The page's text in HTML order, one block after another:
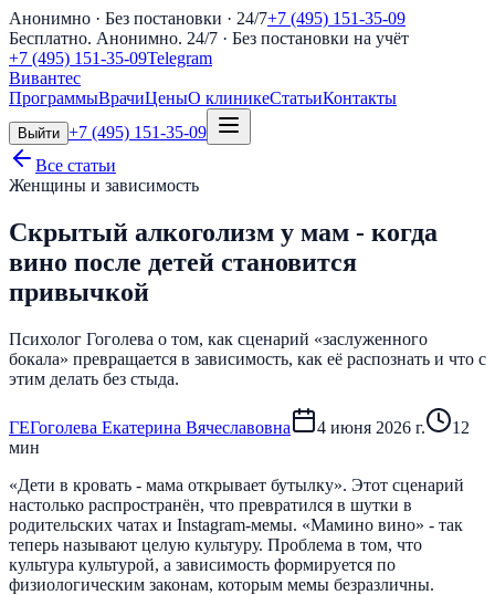
Анонимно · Без постановки · 24/7+7 (495) 151-35-09
Бесплатно. Анонимно. 24/7 · Без постановки на учёт
+7 (495) 151-35-09Telegram
Вивантес
ПрограммыВрачиЦеныО клиникеСтатьиКонтакты
Выйти +7 (495) 151-35-09
Все статьи
Женщины и зависимость
Скрытый алкоголизм у мам - когда
вино после детей становится
привычкой
Психолог Гоголева о том, как сценарий «заслуженного
бокала» превращается в зависимость, как её распознать и что с
этим делать без стыда.
ГЕГоголева Екатерина Вячеславовна 4 июня 2026 г.
12
мин
«Дети в кровать - мама открывает бутылку». Этот сценарий
настолько распространён, что превратился в шутки в
родительских чатах и Instagram-мемы. «Мамино вино» - так
теперь называют целую культуру. Проблема в том, что
культура культурой, а зависимость формируется по
физиологическим законам, которым мемы безразличны.